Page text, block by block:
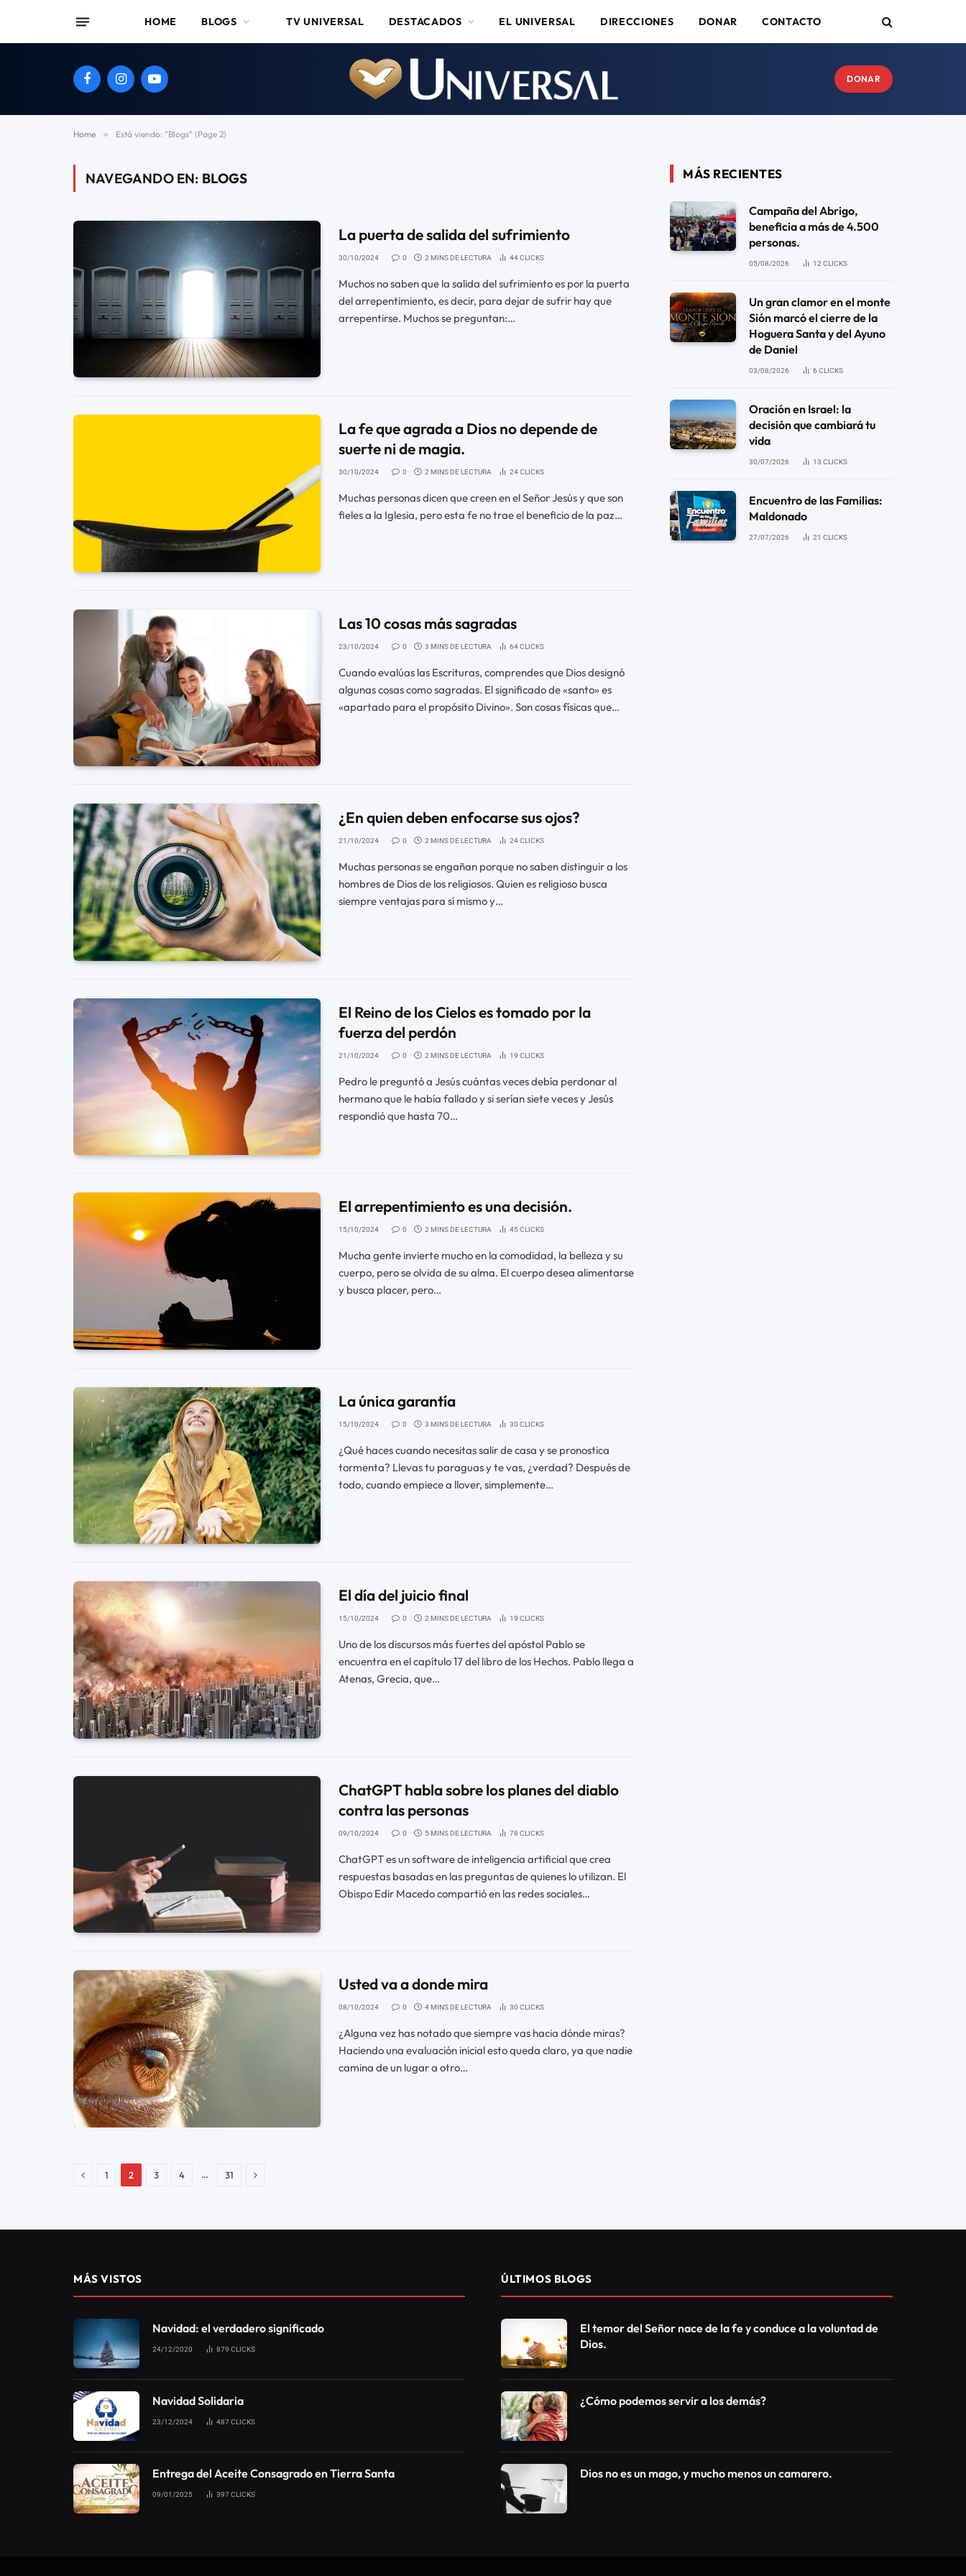
HOME BLOGS TV UNIVERSAL DESTACADOS EL UNIVERSAL DIRECCIONES DONAR CONTACTO
FacebookInstagramYouTube DONAR
Home » Está viendo: "Blogs" (Page 2)
NAVEGANDO EN: BLOGS
La puerta de salida del sufrimiento
30/10/2024 0 2 MINS DE LECTURA 44CLICKS
Muchos no saben que la salida del sufrimiento es por la puerta
del arrepentimiento, es decir, para dejar de sufrir hay que
arrepentirse. Muchos se preguntan:…
La fe que agrada a Dios no depende de
suerte ni de magia.
30/10/2024 0 2 MINS DE LECTURA 24CLICKS
Muchas personas dicen que creen en el Señor Jesús y que son
fieles a la Iglesia, pero esta fe no trae el beneficio de la paz…
Las 10 cosas más sagradas
23/10/2024 0 3 MINS DE LECTURA 64CLICKS
Cuando evalúas las Escrituras, comprendes que Dios designó
algunas cosas como sagradas. El significado de «santo» es
«apartado para el propósito Divino». Son cosas físicas que…
¿En quien deben enfocarse sus ojos?
21/10/2024 0 2 MINS DE LECTURA 24CLICKS
Muchas personas se engañan porque no saben distinguir a los
hombres de Dios de los religiosos. Quien es religioso busca
siempre ventajas para sí mismo y…
El Reino de los Cielos es tomado por la
fuerza del perdón
21/10/2024 0 2 MINS DE LECTURA 19CLICKS
Pedro le preguntó a Jesús cuántas veces debía perdonar al
hermano que le había fallado y si serían siete veces y Jesús
respondió que hasta 70…
El arrepentimiento es una decisión.
15/10/2024 0 2 MINS DE LECTURA 45CLICKS
Mucha gente invierte mucho en la comodidad, la belleza y su
cuerpo, pero se olvida de su alma. El cuerpo desea alimentarse
y busca placer, pero…
La única garantía
15/10/2024 0 3 MINS DE LECTURA 30CLICKS
¿Qué haces cuando necesitas salir de casa y se pronostica
tormenta? Llevas tu paraguas y te vas, ¿verdad? Después de
todo, cuando empiece a llover, simplemente…
El día del juicio final
15/10/2024 0 2 MINS DE LECTURA 19CLICKS
Uno de los discursos más fuertes del apóstol Pablo se
encuentra en el capítulo 17 del libro de los Hechos. Pablo llega a
Atenas, Grecia, que…
ChatGPT habla sobre los planes del diablo
contra las personas
09/10/2024 0 5 MINS DE LECTURA 78CLICKS
ChatGPT es un software de inteligencia artificial que crea
respuestas basadas en las preguntas de quienes lo utilizan. El
Obispo Edir Macedo compartió en las redes sociales…
Usted va a donde mira
08/10/2024 0 4 MINS DE LECTURA 30CLICKS
¿Alguna vez has notado que siempre vas hacia dónde miras?
Haciendo una evaluación inicial esto queda claro, ya que nadie
camina de un lugar a otro…
Previo1 2 3 4 … 31 Siguiente
MÁS RECIENTES
Campaña del Abrigo,
beneficia a más de 4.500
personas.
05/08/2026 12 CLICKS
Un gran clamor en el monte
Sión marcó el cierre de la
Hoguera Santa y del Ayuno
de Daniel
03/08/2026 6 CLICKS
Oración en Israel: la
decisión que cambiará tu
vida
30/07/2026 13 CLICKS
Encuentro de las Familias:
Maldonado
27/07/2026 21 CLICKS
MÁS VISTOS
Navidad: el verdadero significado
24/12/2020 879 CLICKS
Navidad Solidaria
23/12/2024 487 CLICKS
Entrega del Aceite Consagrado en Tierra Santa
09/01/2025 397 CLICKS
ÚLTIMOS BLOGS
El temor del Señor nace de la fe y conduce a la voluntad de
Dios.
¿Cómo podemos servir a los demás?
Dios no es un mago, y mucho menos un camarero.